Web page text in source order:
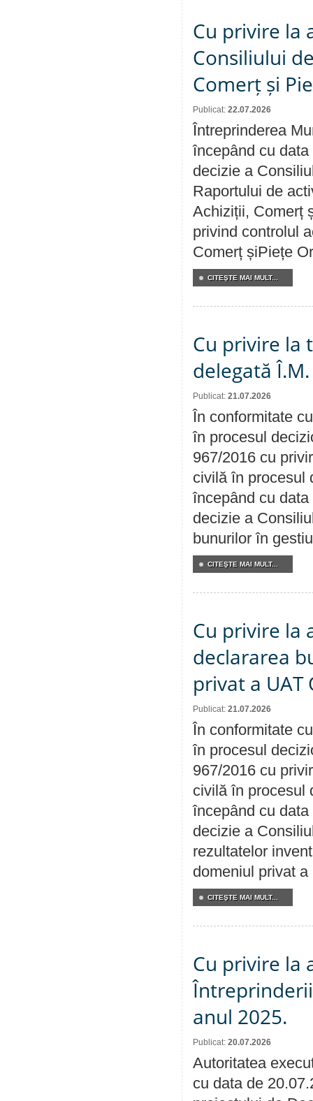
Cu privire la
Consiliului
Comerț și
Publicat: 22.07.2026
Întreprinderea
începând cu
decizie a
Raportului de
Achiziții, Comerț
privind controlul
Comerț șiPiețe
CITEŞTE MAI MULT...
Cu privire la
delegată
Publicat: 21.07.2026
În conformitate
în procesul
967/2016 cu
civilă în procesul
începând cu
decizie a
bunurilor în
CITEŞTE MAI MULT...
Cu privire la
declararea
privat a UAT
Publicat: 21.07.2026
În conformitate
în procesul
967/2016 cu
civilă în procesul
începând cu
decizie a
rezultatelor
domeniul privat a
CITEŞTE MAI MULT...
Cu privire la
anul 2025.
Publicat: 20.07.2026
Autoritatea
cu data de